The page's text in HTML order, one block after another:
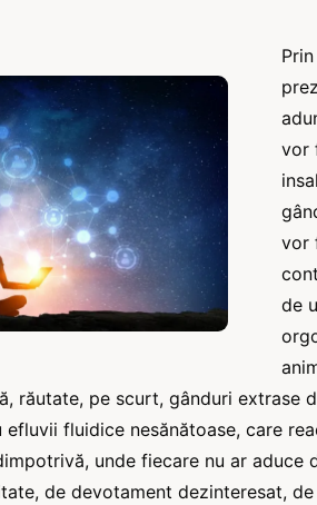
vor
vor
de
răutate, pe scurt, gânduri extrase
efluvii fluidice nesănătoase, care
unde fiecare nu ar aduce
de devotament dezinteresat,